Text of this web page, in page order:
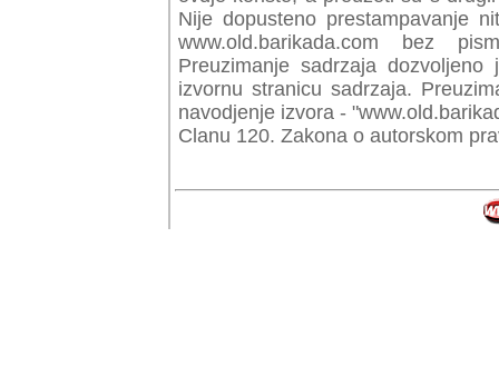
Nije dopusteno prestampavanje
www.old.barikada.com bez
Preuzimanje sadrzaja
izvornu stranicu sadrzaja.
navodjenje izvora -
Clanu 120. Zakona o autorskom